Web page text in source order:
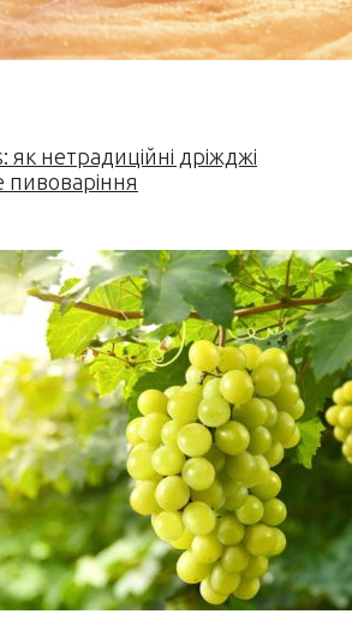
як нетрадиційні дріжджі
пивоваріння